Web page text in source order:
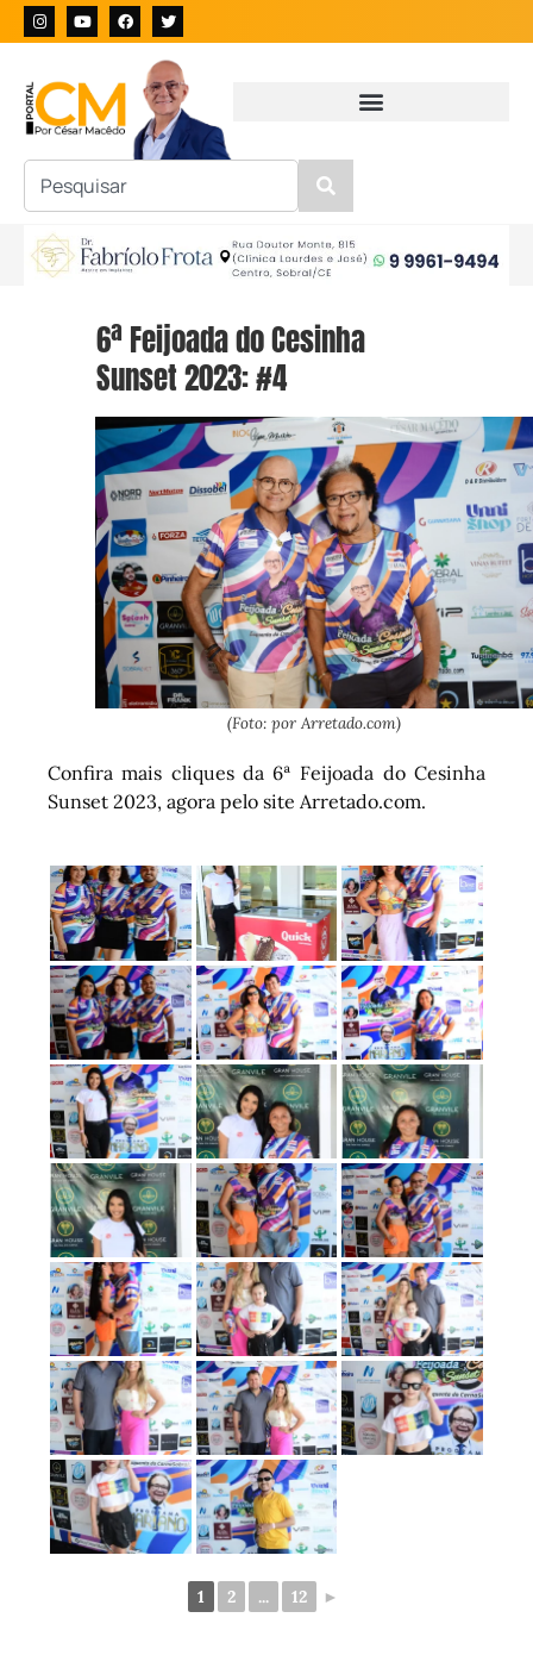
6ª Feijoada do Cesinha
Sunset 2023: #4
(Foto: por Arretado.com)
Confira mais cliques da 6ª Feijoada do Cesinha
Sunset 2023, agora pelo site Arretado.com.
1 2 ... 12 ►